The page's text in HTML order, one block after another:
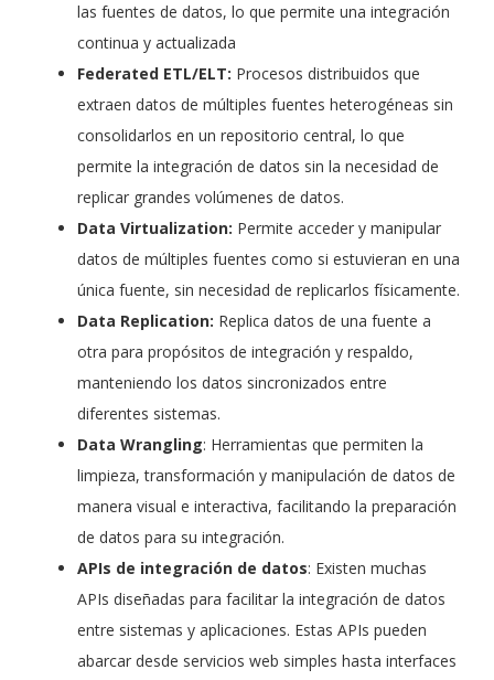
las fuentes de datos, lo que permite una integración
continua y actualizada
Federated ETL/ELT: Procesos distribuidos que
extraen datos de múltiples fuentes heterogéneas sin
consolidarlos en un repositorio central, lo que
permite la integración de datos sin la necesidad de
replicar grandes volúmenes de datos.
Data Virtualization: Permite acceder y manipular
datos de múltiples fuentes como si estuvieran en una
única fuente, sin necesidad de replicarlos físicamente.
Data Replication: Replica datos de una fuente a
otra para propósitos de integración y respaldo,
manteniendo los datos sincronizados entre
diferentes sistemas.
Data Wrangling: Herramientas que permiten la
limpieza, transformación y manipulación de datos de
manera visual e interactiva, facilitando la preparación
de datos para su integración.
APIs de integración de datos: Existen muchas
APIs diseñadas para facilitar la integración de datos
entre sistemas y aplicaciones. Estas APIs pueden
abarcar desde servicios web simples hasta interfaces